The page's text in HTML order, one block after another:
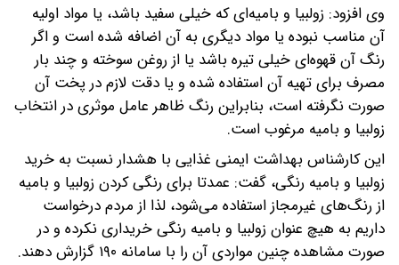
وی افزود: زولبیا و بامیه‌ای که خیلی سفید باشد، یا مواد اولیه
آن مناسب نبوده یا مواد دیگری به آن اضافه شده است و اگر
رنگ آن قهوه‌ای خیلی تیره باشد یا از روغن سوخته و چند بار
مصرف برای تهیه آن استفاده شده و یا دقت لازم در پخت آن
صورت نگرفته است، بنابراین رنگ ظاهر عامل موثری در انتخاب
زولبیا و بامیه مرغوب است.
این کارشناس بهداشت ایمنی غذایی با هشدار نسبت به خرید
زولبیا و بامیه رنگی، گفت: عمدتا برای رنگی کردن زولبیا و بامیه
از رنگ‌های غیرمجاز استفاده می‌شود، لذا از مردم درخواست
داریم به هیچ عنوان زولبیا و بامیه رنگی خریداری نکرده و در
صورت مشاهده چنین مواردی آن را با سامانه ۱۹۰ گزارش دهند.